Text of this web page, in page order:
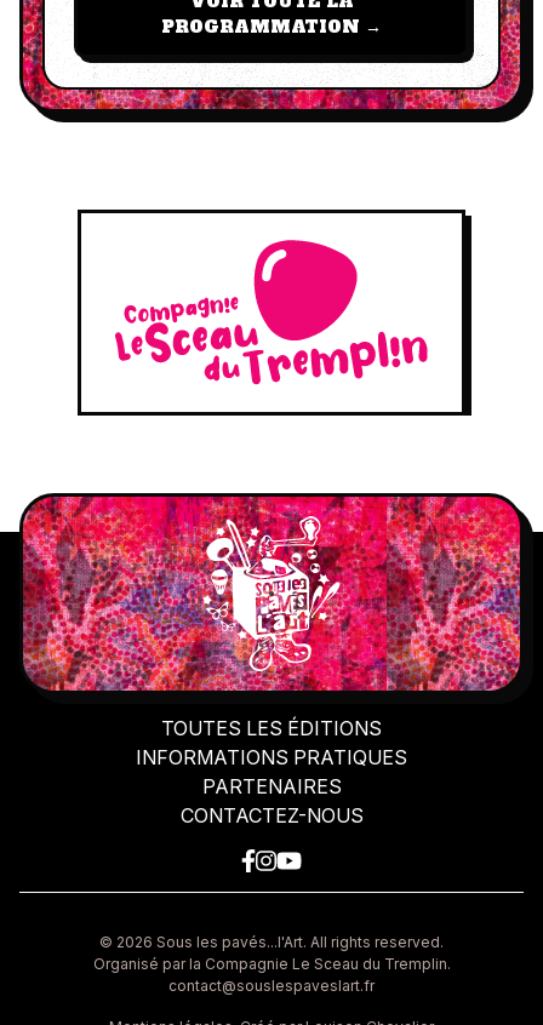
PROGRAMMATION →
TOUTES LES ÉDITIONS
INFORMATIONS PRATIQUES
PARTENAIRES
CONTACTEZ-NOUS
© 2026 Sous les pavés...l'Art. All rights reserved.
Organisé par la Compagnie Le Sceau du Tremplin.
contact@souslespaveslart.fr